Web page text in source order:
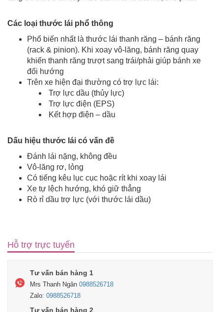
Các loại thước lái phổ thông
Phổ biến nhất là thước lái thanh răng – bánh răng
(rack & pinion). Khi xoay vô-lăng, bánh răng quay
khiến thanh răng trượt sang trái/phải giúp bánh xe
đổi hướng
Trên xe hiện đại thường có trợ lực lái:
Trợ lực dầu (thủy lực)
Trợ lực điện (EPS)
Kết hợp điện – dầu
Dấu hiệu thước lái có vấn đề
Đánh lái nặng, không đều
Vô-lăng rơ, lỏng
Có tiếng kêu lục cục hoặc rít khi xoay lái
Xe tự lệch hướng, khó giữ thẳng
Rò rỉ dầu trợ lực (với thước lái dầu)
Hỗ trợ trực tuyến
Tư vấn bán hàng 1
Mrs Thanh Ngân 0988526718
Zalo: 0988526718
Tư vấn bán hàng 2